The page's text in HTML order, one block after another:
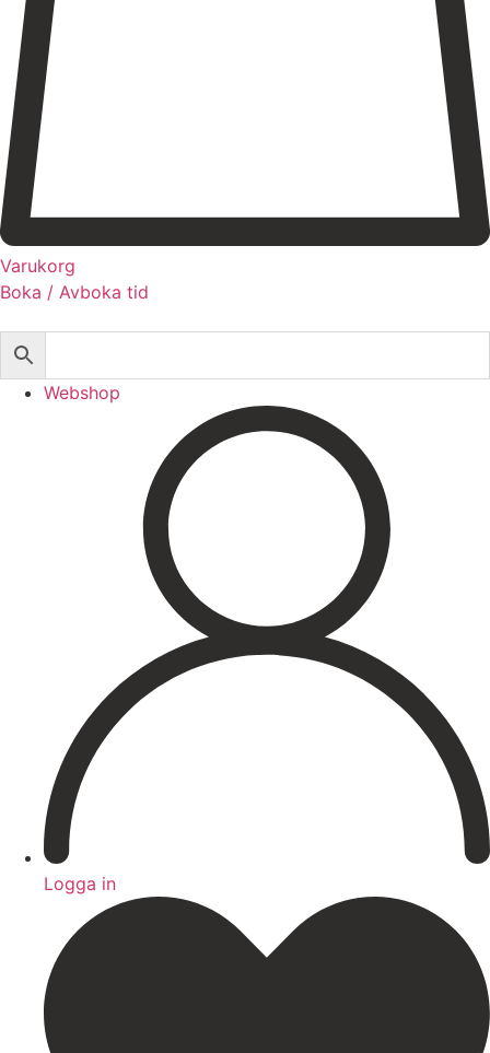
Expertis
Priser
Boka
Varukorg
Boka / Avboka tid
Microneedling/Dermapen™
Ansiktsbehandling
Tatueringsborttagning
Kryoterapi
Hårborttagning
Medicinsk hudvård
Microneedling ögon
Cosmelan & Dermamelan
Aknebehandling
ResurFX
Om oss
Kontakt – Öppettider
Registrera dig till vårt nyhetsbrev!
Expertis
Priser
Boka
Webshop
Logga in